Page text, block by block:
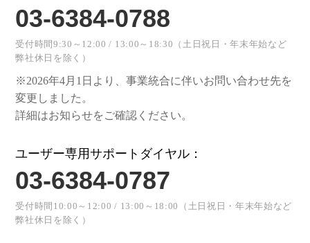
03-6384-0788
受付時間9:30～12:00 / 13:00～18:30（土日祝日・年末年始など
弊社休日を除く）
※2026年4月1日より、事業統合に伴いお問い合わせ先を
変更しました。
詳細はお知らせをご確認ください。
ユーザー専用サポートダイヤル：
03-6384-0787
受付時間10:00～12:00 / 13:00～18:00（土日祝日・年末年始など
弊社休日を除く）